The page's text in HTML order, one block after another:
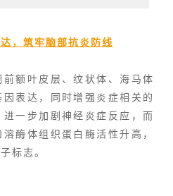
，筑牢脑部抗炎防线
额叶皮层、纹状体、海马体
表达，同时增强炎症相关的
一步加剧神经炎症反应，而
酶体组织蛋白酶活性升高，
标志。